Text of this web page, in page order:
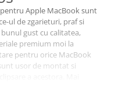
Apple MacBook sunt
ul de zgarieturi, praf si
gust cu calitatea,
premium moi la
pentru orice MacBook
usor de montat si
dinspre zona balamalelor,